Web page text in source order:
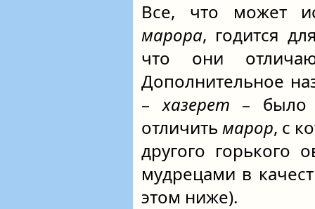
Все, что может
марора, годится
что они
Дополнительное
–хазерет – было
отличить марор, с
другого горького
мудрецами в
этом ниже).